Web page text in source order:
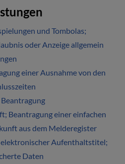
und Tombolas;
oder Anzeige allgemein
einer Ausnahme von den
Beantragung einer einfachen
aus dem Melderegister
Aufenthaltstitel;
Daten